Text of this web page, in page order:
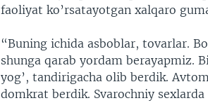
faoliyat ko’rsatayotgan xalqaro
“Buning ichida asboblar, tovarlar.
shunga qarab yordam berayapmiz.
yog’, tandirigacha olib berdik.
domkrat berdik. Svarochniy